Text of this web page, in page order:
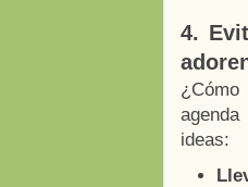
4.
ideas: